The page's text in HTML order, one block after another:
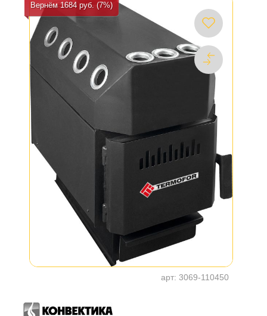
Вернём 1684 руб. (7%)
арт: 3069-110450